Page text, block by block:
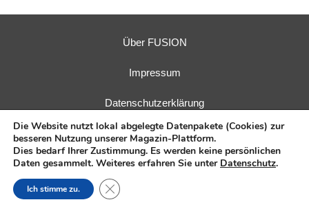
Über FUSION
Impressum
Datenschutzerklärung
Herausgeber:Fusions-Energie-Forum e. V.| Verlag:E.I.R.
Die Website nutzt lokal abgelegte Datenpakete (Cookies) zur
besseren Nutzung unserer Magazin-Plattform.
Dies bedarf Ihrer Zustimmung. Es werden keine persönlichen
Daten gesammelt. Weiteres erfahren Sie unter Datenschutz.
Ich stimme zu. Close GDPR Cookie Banner